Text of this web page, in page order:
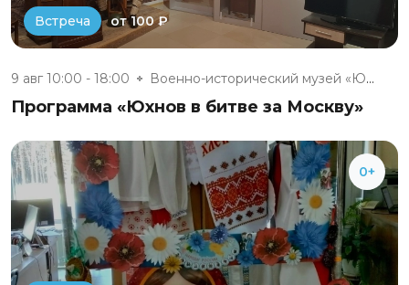
Встреча от 100 ₽
9 авг 10:00 - 18:00 Военно-исторический музей «Юхн...
Программа «Юхнов в битве за Москву»
0+